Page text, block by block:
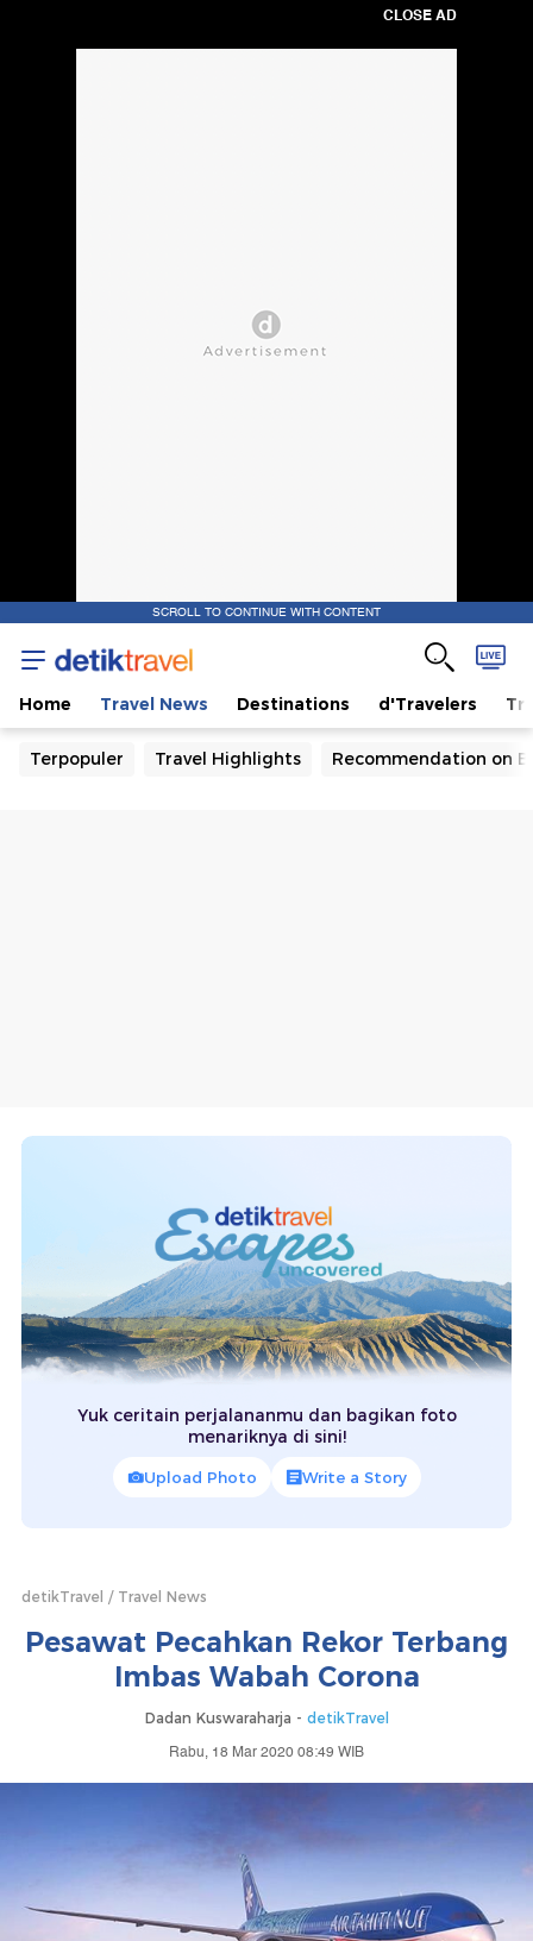
CLOSE AD
SCROLL TO CONTINUE WITH CONTENT
Home Travel News Destinations d'Travelers
Terpopuler Travel Highlights Recommendation on
Yuk ceritain perjalananmu dan bagikan foto
menariknya di sini!
Upload Photo Write a Story
detikTravel Travel News
Pesawat Pecahkan Rekor Terbang
Imbas Wabah Corona
Dadan Kuswaraharja - detikTravel
Rabu, 18 Mar 2020 08:49 WIB